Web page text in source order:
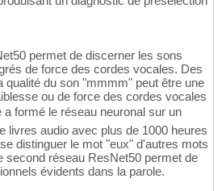
permet de discerner les sons
de force des cordes vocales. Des
qualité du son "mmmm" peut être une
ou de force des cordes vocales
a formé le réseau neuronal sur un
livres audio avec plus de 1000 heures
distinguer le mot "eux" d'autres mots
second réseau ResNet50 permet de
évidents dans la parole.